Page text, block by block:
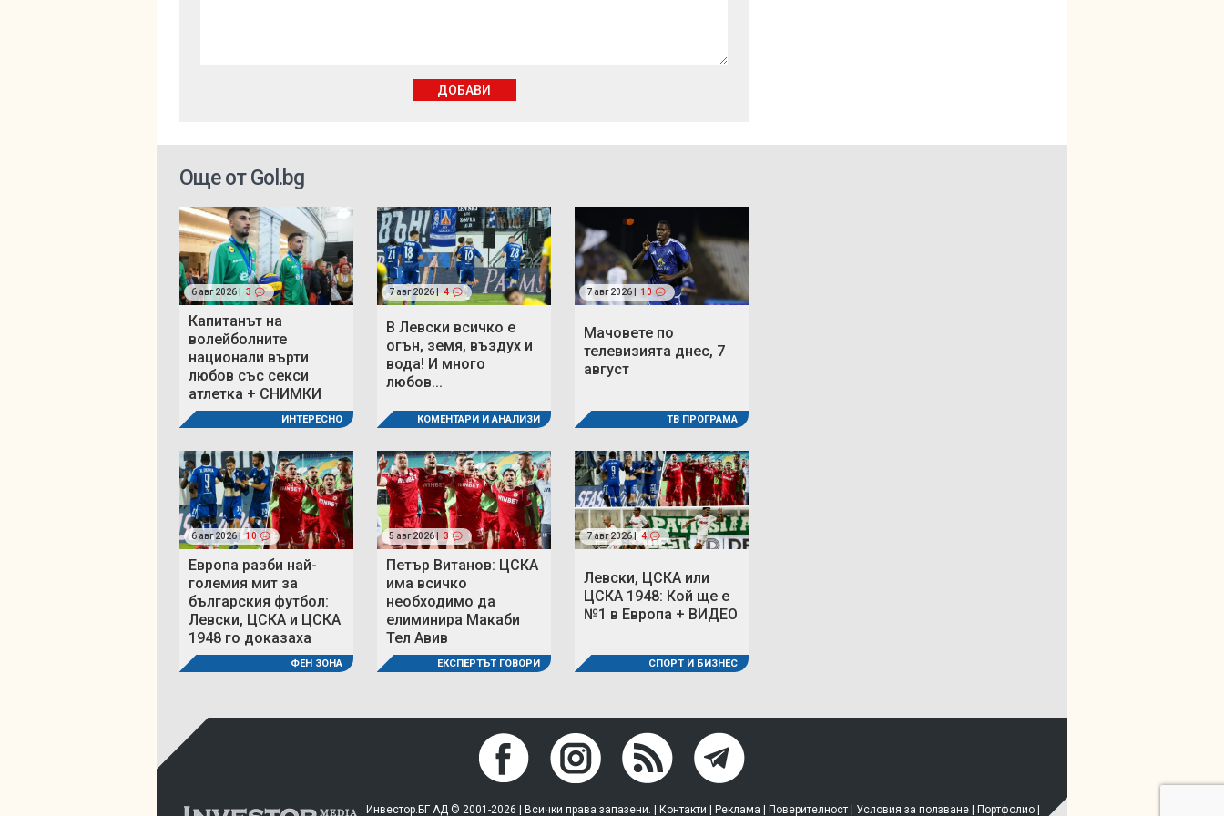
ДОБАВИ
Още от Gol.bg
6 авг 2026 | 3
Капитанът на
волейболните
национали върти
любов със секси
атлетка + СНИМКИ
ИНТЕРЕСНО
7 авг 2026 | 4
В Левски всичко е
огън, земя, въздух и
вода! И много
любов...
КОМЕНТАРИ И АНАЛИЗИ
7 авг 2026 | 10
Мачовете по
телевизията днес, 7
август
ТВ ПРОГРАМА
6 авг 2026 | 10
Европа разби най-
големия мит за
българския футбол:
Левски, ЦСКА и ЦСКА
1948 го доказаха
ФЕН ЗОНА
5 авг 2026 | 3
Петър Витанов: ЦСКА
има всичко
необходимо да
елиминира Макаби
Тел Авив
ЕКСПЕРТЪТ ГОВОРИ
7 авг 2026 | 4
Левски, ЦСКА или
ЦСКА 1948: Кой ще е
№1 в Европа + ВИДЕО
СПОРТ И БИЗНЕС
Инвестор.БГ АД © 2001-2026 | Всички права запазени. | Контакти Реклама Поверителност Условия за ползване Портфолио